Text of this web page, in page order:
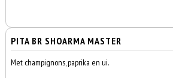
PITA BR SHOARMA MASTER
Met champignons, paprika en ui.